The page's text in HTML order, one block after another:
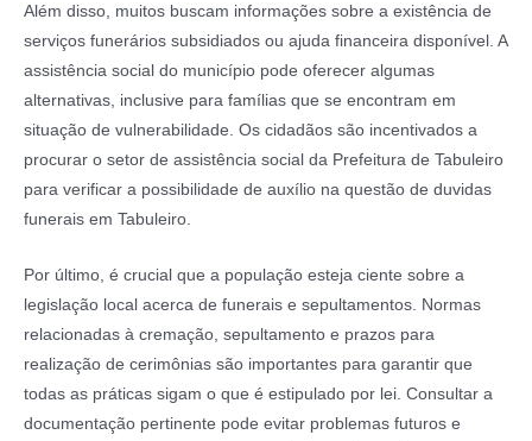
Além disso, muitos buscam informações sobre a existência de
serviços funerários subsidiados ou ajuda financeira disponível. A
assistência social do município pode oferecer algumas
alternativas, inclusive para famílias que se encontram em
situação de vulnerabilidade. Os cidadãos são incentivados a
procurar o setor de assistência social da Prefeitura de Tabuleiro
para verificar a possibilidade de auxílio na questão de duvidas
funerais em Tabuleiro.
Por último, é crucial que a população esteja ciente sobre a
legislação local acerca de funerais e sepultamentos. Normas
relacionadas à cremação, sepultamento e prazos para
realização de cerimônias são importantes para garantir que
todas as práticas sigam o que é estipulado por lei. Consultar a
documentação pertinente pode evitar problemas futuros e